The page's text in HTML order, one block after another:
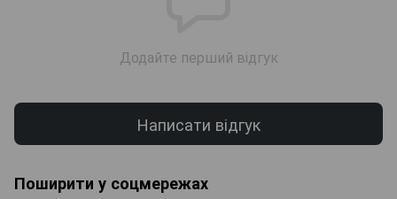
Додайте перший відгук
Написати відгук
Поширити у соцмережах